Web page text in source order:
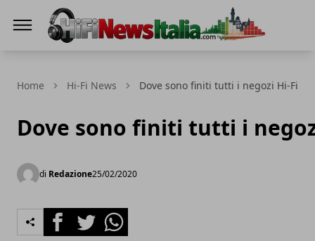
Home Hi-Fi News Dove sono finiti tutti i negozi Hi-Fi
Dove sono finiti tutti i
di Redazione25/02/2020
FacebookTwitterWhatsapp